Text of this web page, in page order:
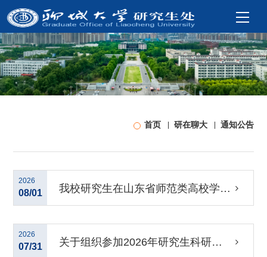
首页 研在聊大 通知公告
2026
08/01 我校研究生在山东省师范类高校学生
从业技能大赛中荣获佳绩
2026
07/31 关于组织参加2026年研究生科研素